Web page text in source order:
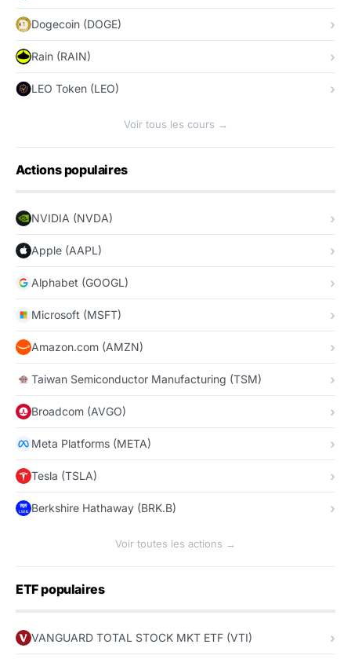
Dogecoin (DOGE)
Rain (RAIN)
LEO Token (LEO)
Voir tous les cours →
Actions populaires
NVIDIA (NVDA)
Apple (AAPL)
Alphabet (GOOGL)
Microsoft (MSFT)
Amazon.com (AMZN)
Taiwan Semiconductor Manufacturing (TSM)
Broadcom (AVGO)
Meta Platforms (META)
Tesla (TSLA)
Berkshire Hathaway (BRK.B)
Voir toutes les actions →
ETF populaires
VANGUARD TOTAL STOCK MKT ETF (VTI)